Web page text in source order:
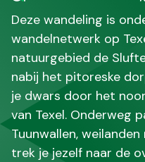
Deze wandeling is
wandelnetwerk op
natuurgebied de
nabij het pitoreske
je dwars door het
van Texel. Onderweg
Tuunwallen,
trek je jezelf naar de